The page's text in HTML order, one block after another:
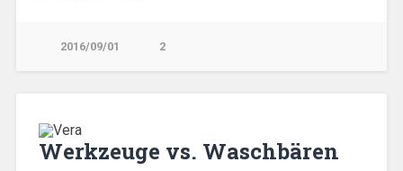
2016/09/01 2
Werkzeuge vs. Waschbären